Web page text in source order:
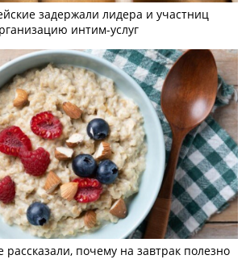
задержали лидера и участниц
интим-услуг
рассказали, почему на завтрак полезно